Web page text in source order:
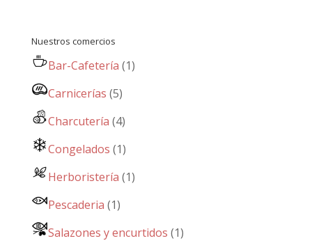
Nuestros comercios
Bar-Cafetería (1)
Carnicerías (5)
Charcutería (4)
Congelados (1)
Herboristería (1)
Pescaderia (1)
Salazones y encurtidos (1)